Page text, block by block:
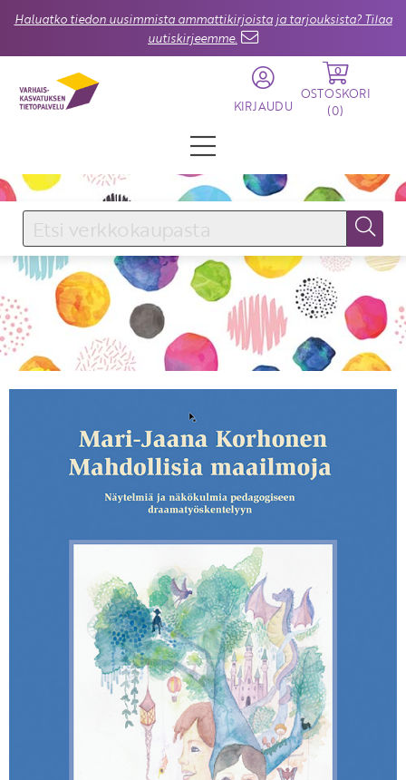
Haluatko tiedon uusimmista ammattikirjoista ja tarjouksista? Tilaa
uutiskirjeemme.
KIRJAUDU
0
OSTOSKORI
(0)
KIRJAUDU SISÄÄN
Käyttäjätunnus
Salasana
Unohtuiko salasana?
KIRJAUDU SISÄÄN
Etkö ole vielä Varhaiskasvatuksen Tietopalvelun
Liity tästä!